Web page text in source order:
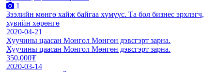
1
Зээлийн мөнгө хайж байгаа хүмүүс. Та бол бизнес эрхлэгч,
хувийн хөрөнгө
2020-04-21
Хуучины цаасан Монгол Мөнгөн дэвсгэрт зарна.
Хуучины цаасан Монгол Мөнгөн дэвсгэрт зарна.
350,000₮
2020-03-14